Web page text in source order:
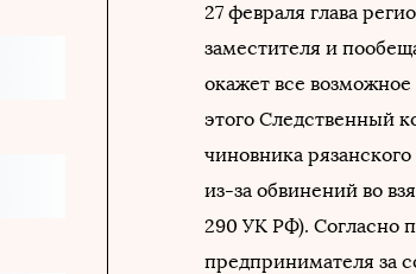
27 февраля глава
заместителя и
окажет все возможное
этого Следственный
чиновника
из-за обвинений во
290 УК РФ). Согласно
предпринимателя за